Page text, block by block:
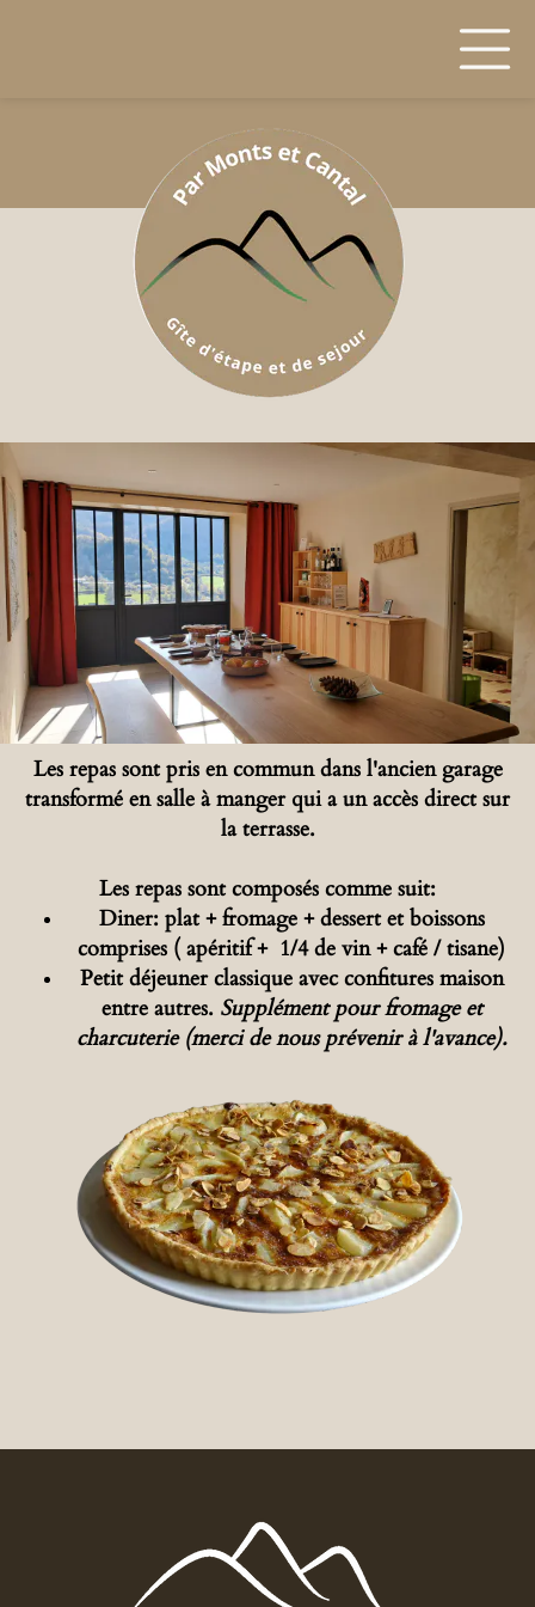
Les repas sont pris en commun dans l'ancien garage
transformé en salle à manger qui a un accès direct sur
la terrasse.
Les repas sont composés comme suit:
Diner: plat + fromage + dessert et boissons
comprises ( apéritif + 1/4 de vin + café / tisane)
Petit déjeuner classique avec confitures maison
entre autres. Supplément pour fromage et
charcuterie (merci de nous prévenir à l'avance).